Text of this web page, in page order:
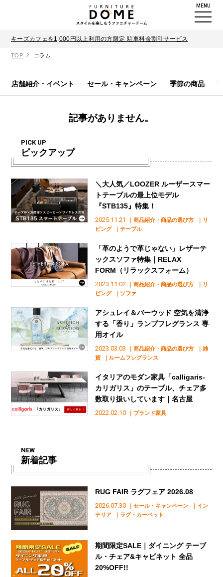
MENU
キーズカフェを1,000円以上利用の方限定 駐車料金割引サービス
TOP コラム
店舗紹介・イベント セール・キャンペーン 季節の商品
記事がありません。
PICK UP
ピックアップ
2025.11.21 ｜商品紹介・商品の選び方
｜リ
ビング
｜テーブル
＼大人気／LOOZER ルーザースマー
トテーブルの最上位モデル
『STB135』特集！
2023.11.02 ｜商品紹介・商品の選び方
｜リ
ビング
｜ソファ
「革のようで革じゃない」レザーテ
ックスソファ特集｜RELAX
FORM（リラックスフォーム）
2023.03.03 ｜商品紹介・商品の選び方
｜雑
貨
｜ルームフレグランス
アシュレイ＆バーウッド 空気を清浄
する「香り」ランプフレグランス 専
用オイル
2022.02.10 ｜ブランド家具
イタリアのモダン家具「calligaris-
カリガリス」のテーブル、チェア多
数取り扱いしています｜名古屋
NEW
新着記事
2026.07.30 ｜セール・キャンペーン
｜イン
テリア
｜ラグ・カーペット
RUG FAIR ラグフェア 2026.08
期間限定SALE｜ダイニング テーブ
ル・チェア&キャビネット 全品
20%OFF!!